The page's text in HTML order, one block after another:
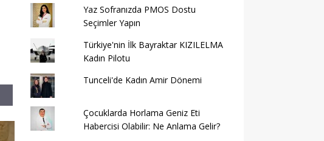
Yaz Sofranızda PMOS Dostu
Seçimler Yapın
Türkiye'nin İlk Bayraktar KIZILELMA
Kadın Pilotu
Tunceli'de Kadın Amir Dönemi
Çocuklarda Horlama Geniz Eti
Habercisi Olabilir: Ne Anlama Gelir?